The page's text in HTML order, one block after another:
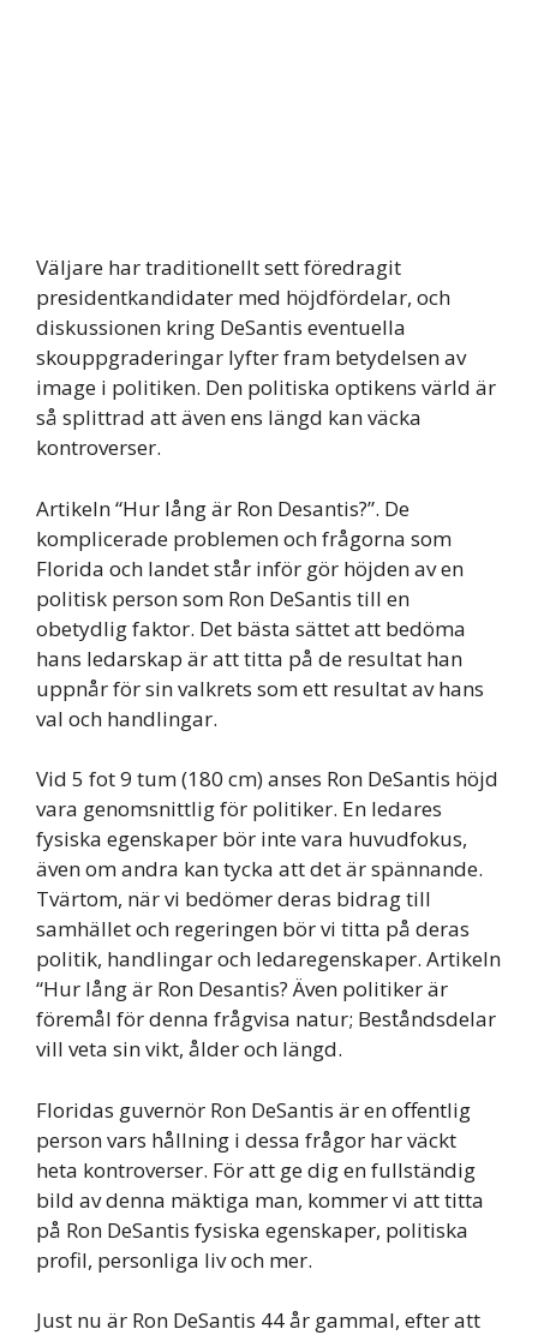
Väljare har traditionellt sett föredragit
presidentkandidater med höjdfördelar, och
diskussionen kring DeSantis eventuella
skouppgraderingar lyfter fram betydelsen av
image i politiken. Den politiska optikens värld är
så splittrad att även ens längd kan väcka
kontroverser.
Artikeln “Hur lång är Ron Desantis?”. De
komplicerade problemen och frågorna som
Florida och landet står inför gör höjden av en
politisk person som Ron DeSantis till en
obetydlig faktor. Det bästa sättet att bedöma
hans ledarskap är att titta på de resultat han
uppnår för sin valkrets som ett resultat av hans
val och handlingar.
Vid 5 fot 9 tum (180 cm) anses Ron DeSantis höjd
vara genomsnittlig för politiker. En ledares
fysiska egenskaper bör inte vara huvudfokus,
även om andra kan tycka att det är spännande.
Tvärtom, när vi bedömer deras bidrag till
samhället och regeringen bör vi titta på deras
politik, handlingar och ledaregenskaper. Artikeln
“Hur lång är Ron Desantis? Även politiker är
föremål för denna frågvisa natur; Beståndsdelar
vill veta sin vikt, ålder och längd.
Floridas guvernör Ron DeSantis är en offentlig
person vars hållning i dessa frågor har väckt
heta kontroverser. För att ge dig en fullständig
bild av denna mäktiga man, kommer vi att titta
på Ron DeSantis fysiska egenskaper, politiska
profil, personliga liv och mer.
Just nu är Ron DeSantis 44 år gammal, efter att